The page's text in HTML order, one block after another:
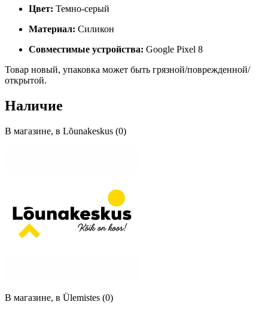
Цвет: Темно-серый
Материал: Силикон
Совместимые устройства: Google Pixel 8
Товар новый, упаковка может быть грязной/поврежденной/
открытой.
Наличие
В магазине, в Lõunakeskus (0)
В магазине, в Ülemistes (0)